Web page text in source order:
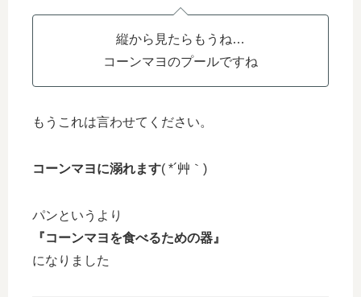
縦から見たらもうね…
コーンマヨのプールですね
もうこれは言わせてください。
コーンマヨに溺れます( *´艸｀)
パンというより
『コーンマヨを食べるための器』
になりました